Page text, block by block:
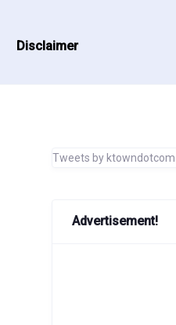
Disclaimer
Tweets by ktowndotcom
Advertisement!